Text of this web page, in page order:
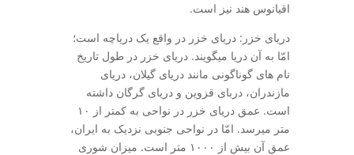
اقیانوس هند نیز است.
دریای خزر: دریای خزر در واقع یک دریاچه است؛
امّا به آن دریا می­گویند. دریای خزر در طول تاریخ
نام­ های گوناگونی مانند دریای گیلان، دریای
مازندران، دربای قزوین و دریای گرگان داشته
است. عمق دریای خزر در نواحی به کم­تر از ۱۰
متر می­رسد. امّا در نواحی جنوبی نزدیک به ایران،
عمق آن بیش از ۱۰۰۰ متر است. میزان شوری